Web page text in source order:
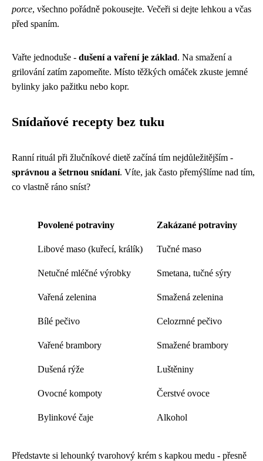
porce, všechno pořádně pokousejte. Večeři si dejte lehkou a včas
před spaním.
Vařte jednoduše - dušení a vaření je základ. Na smažení a
grilování zatím zapomeňte. Místo těžkých omáček zkuste jemné
bylinky jako pažitku nebo kopr.
Snídaňové recepty bez tuku
Ranní rituál při žlučníkové dietě začíná tím nejdůležitějším -
správnou a šetrnou snídaní. Víte, jak často přemýšlíme nad tím,
co vlastně ráno sníst?
Povolené potraviny Zakázané potraviny
Libové maso (kuřecí, králík) Tučné maso
Netučné mléčné výrobky Smetana, tučné sýry
Vařená zelenina Smažená zelenina
Bílé pečivo Celozrnné pečivo
Vařené brambory Smažené brambory
Dušená rýže Luštěniny
Ovocné kompoty Čerstvé ovoce
Bylinkové čaje Alkohol
Představte si lehounký tvarohový krém s kapkou medu - přesně